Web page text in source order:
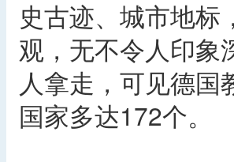
史古迹、城市地
观，无不令人印象
人拿走，可见德
国家多达172个。